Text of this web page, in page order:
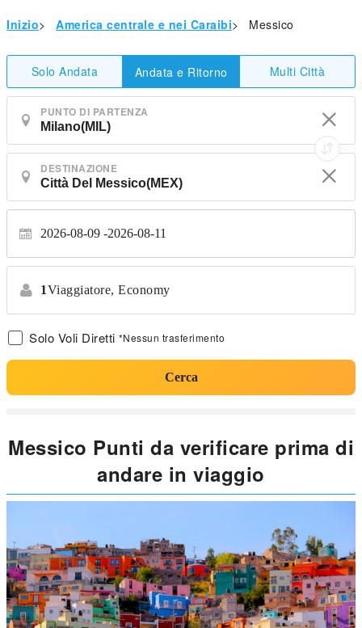
Inizio> America centrale e nei Caraibi> Messico
Solo Andata Andata e Ritorno Multi Città
PUNTO DI PARTENZA
DESTINAZIONE
2026-08-09 2026-08-11
1Viaggiatore, Economy
Solo Voli Diretti *Nessun trasferimento
Cerca
Messico Punti da verificare prima di
andare in viaggio